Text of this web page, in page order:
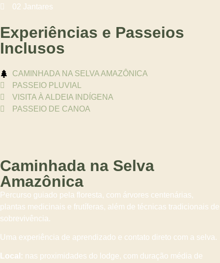
02 Jantares
Experiências e Passeios
Inclusos
CAMINHADA NA SELVA AMAZÔNICA
PASSEIO PLUVIAL
VISITA À ALDEIA INDÍGENA
PASSEIO DE CANOA
Caminhada na Selva
Amazônica
Percurso guiado pela floresta, com árvores centenárias,
plantas medicinais e frutíferas, além de técnicas tradicionais de
sobrevivência.
Uma experiência de aprendizado e contato direto com a selva.
Local: nas proximidades do lodge, com duração média de